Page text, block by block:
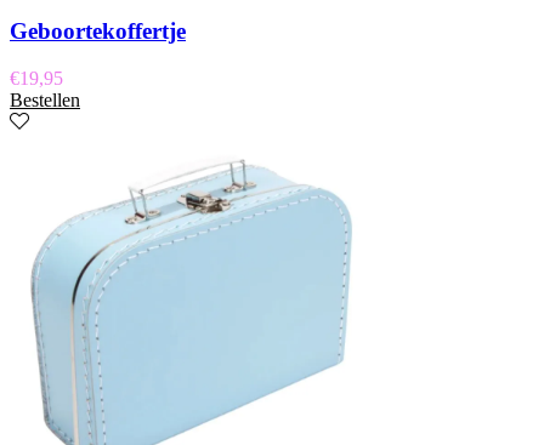
Geboortekoffertje
€19,95
Bestellen